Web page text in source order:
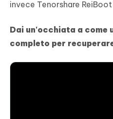
invece Tenorshare ReiBoot
Dai un'occhiata a come
completo per